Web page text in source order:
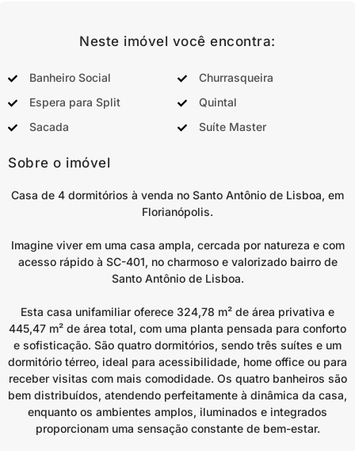
Neste imóvel você encontra:
Banheiro Social
Churrasqueira
Espera para Split
Quintal
Sacada
Suíte Master
Sobre o imóvel
Casa de 4 dormitórios à venda no Santo Antônio de Lisboa, em
Florianópolis.
Imagine viver em uma casa ampla, cercada por natureza e com
acesso rápido à SC-401, no charmoso e valorizado bairro de
Santo Antônio de Lisboa.
Esta casa unifamiliar oferece 324,78 m² de área privativa e
445,47 m² de área total, com uma planta pensada para conforto
e sofisticação. São quatro dormitórios, sendo três suítes e um
dormitório térreo, ideal para acessibilidade, home office ou para
receber visitas com mais comodidade. Os quatro banheiros são
bem distribuídos, atendendo perfeitamente à dinâmica da casa,
enquanto os ambientes amplos, iluminados e integrados
proporcionam uma sensação constante de bem-estar.